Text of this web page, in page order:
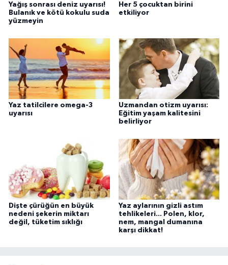
Yağış sonrası deniz uyarısı!
Bulanık ve kötü kokulu suda
yüzmeyin
Her 5 çocuktan birini
etkiliyor
Yaz tatilcilere omega-3
uyarısı
Uzmandan otizm uyarısı:
Eğitim yaşam kalitesini
belirliyor
Dişte çürüğün en büyük
nedeni şekerin miktarı
değil, tüketim sıklığı
Yaz aylarının gizli astım
tehlikeleri... Polen, klor,
nem, mangal dumanına
karşı dikkat!